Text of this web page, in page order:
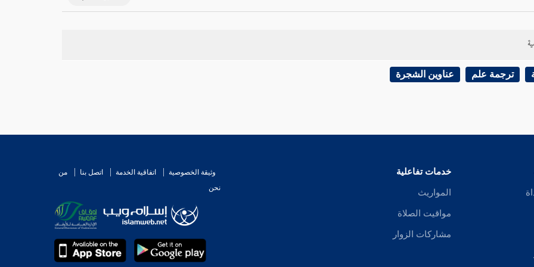
ترجمة علم عناوين الشجرة
خدمات تفاعلية
المواريث
مواقيت الصلاة
مشاركات الزوار
وثيقة الخصوصية اتفاقية الخدمة اتصل بنا
من
نحن